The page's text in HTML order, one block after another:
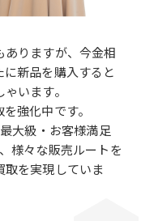
りますが、今金相
新品を購入すると
います。
強化中です。
大級・お客様満足
様々な販売ルートを
を実現していま